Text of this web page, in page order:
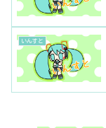
いんすと